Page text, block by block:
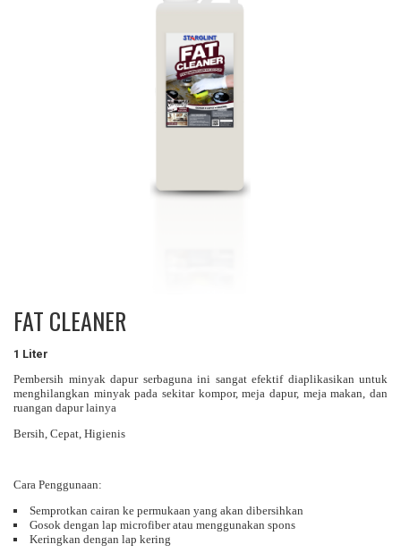
FAT CLEANER
1 Liter
Pembersih minyak dapur serbaguna ini sangat efektif diaplikasikan untuk
menghilangkan minyak pada sekitar kompor, meja dapur, meja makan, dan
ruangan dapur lainya
Bersih, Cepat, Higienis
Cara Penggunaan:
Semprotkan cairan ke permukaan yang akan dibersihkan
Gosok dengan lap microfiber atau menggunakan spons
Keringkan dengan lap kering